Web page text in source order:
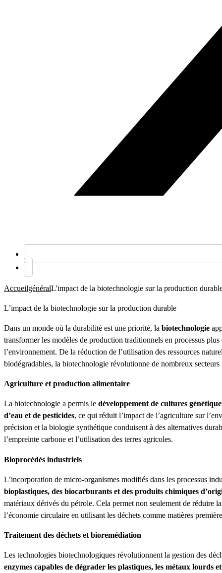
AccueilgénéralL'impact de la biotechnologie sur la production
L’impact de la biotechnologie sur la production durable
Dans un monde où la durabilité est une priorité, la biotechnologie
transformer les modèles de production traditionnels en processus
l’environnement. De la réduction de l’utilisation des ressources
biodégradables, la biotechnologie révolutionne de nombreux
Agriculture et production alimentaire
La biotechnologie a permis le développement de cultures
d’eau et de pesticides, ce qui réduit l’impact de l’agriculture sur
précision et la biologie synthétique conduisent à des alternatives
l’empreinte carbone et l’utilisation des terres agricoles.
Bioprocédés industriels
L’incorporation de micro-organismes modifiés dans les processus
bioplastiques, des biocarburants et des produits chimiques
matériaux dérivés du pétrole. Cela permet non seulement de réduire
l’économie circulaire en utilisant les déchets comme matières
Traitement des déchets et bioremédiation
Les technologies biotechnologiques révolutionnent la gestion des
enzymes capables de dégrader les plastiques, les métaux lourds